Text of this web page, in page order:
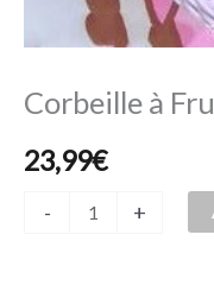
Corbeille à
23,99€
- +